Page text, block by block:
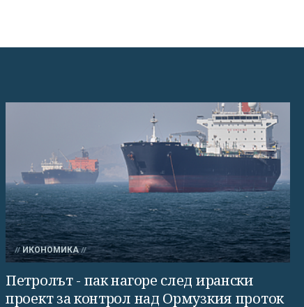
ИКОНОМИКА
Петролът - пак нагоре след ирански
проект за контрол над Ормузкия проток